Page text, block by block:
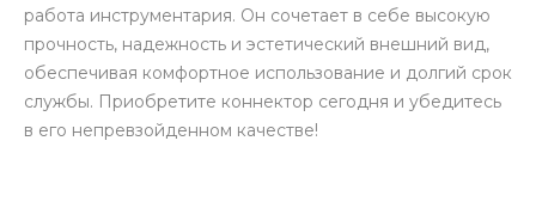
работа инструментария. Он сочетает в себе высокую
прочность, надежность и эстетический внешний вид,
обеспечивая комфортное использование и долгий срок
службы. Приобретите коннектор сегодня и убедитесь
в его непревзойденном качестве!